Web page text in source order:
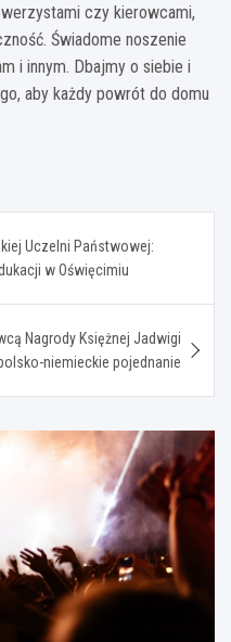
czy kierowcami,
Świadome noszenie
i innym. Dbajmy o siebie i
aby każdy powrót do domu
Uczelni Państwowej:
w Oświęcimiu
Nagrody Księżnej Jadwigi
niemieckie pojednanie